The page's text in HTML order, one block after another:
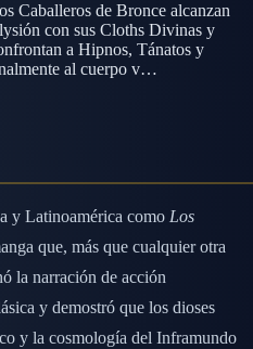
Caballeros de Bronce alcanzan
con sus Cloths Divinas y
a Hipnos, Tánatos y
al cuerpo v…
y Latinoamérica como Los
que, más que cualquier otra
la narración de acción
y demostró que los dioses
y la cosmología del Inframundo